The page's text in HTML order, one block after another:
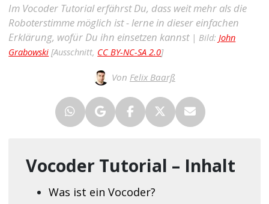
Im Vocoder Tutorial erfährst Du, dass weit mehr als die
Roboterstimme möglich ist - lerne in dieser einfachen
Erklärung, wofür Du ihn einsetzen kannst | Bild: John
Grabowski [Ausschnitt, CC BY-NC-SA 2.0]
Von Felix Baarß
Vocoder Tutorial – Inhalt
Was ist ein Vocoder?